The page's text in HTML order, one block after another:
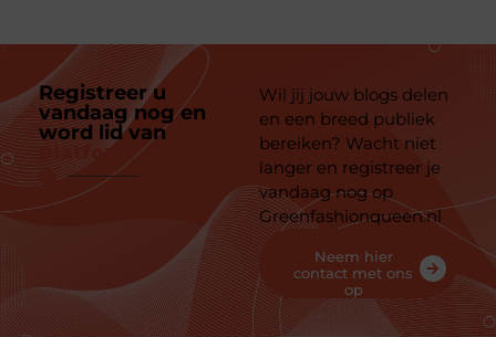
Registreer u
vandaag nog en
word lid van
platform
Wil jij jouw blogs delen
en een breed publiek
bereiken? Wacht niet
langer en registreer je
vandaag nog op
Greenfashionqueen.nl
Neem hier
contact met ons
op